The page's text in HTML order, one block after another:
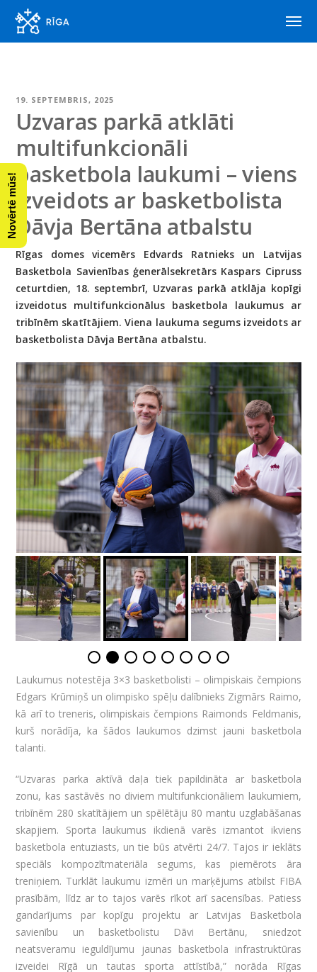
19. SEPTEMBRIS, 2025
Uzvaras parkā atklāti
multifunkcionāli
basketbola laukumi – viens
izveidots ar basketbolista
Dāvja Bertāna atbalstu
Rīgas domes vicemērs Edvards Ratnieks un Latvijas
Basketbola Savienības ģenerālsekretārs Kaspars Cipruss
ceturtdien, 18. septembrī, Uzvaras parkā atklāja kopīgi
izveidotus multifunkcionālus basketbola laukumus ar
tribīnēm skatītājiem. Viena laukuma segums izveidots ar
basketbolista Dāvja Bertāna atbalstu.
Laukumus notestēja 3×3 basketbolisti – olimpiskais čempions
Edgars Krūmiņš un olimpisko spēļu dalībnieks Zigmārs Raimo,
kā arī to treneris, olimpiskais čempions Raimonds Feldmanis,
kurš norādīja, ka šādos laukumos dzimst jauni basketbola
talanti.
“Uzvaras parka aktīvā daļa tiek papildināta ar basketbola
zonu, kas sastāvēs no diviem multifunkcionāliem laukumiem,
tribīnēm 280 skatītājiem un spēlētāju 80 mantu uzglabāšanas
skapjiem. Sporta laukumus ikdienā varēs izmantot ikviens
basketbola entuziasts, un tie būs atvērti 24/7. Tajos ir ieklāts
speciāls kompozītmateriāla segums, kas piemērots āra
treniņiem. Turklāt laukumu izmēri un marķējums atbilst FIBA
prasībām, līdz ar to tajos varēs rīkot arī sacensības. Patiess
gandarījums par kopīgu projektu ar Latvijas Basketbola
savienību un basketbolistu Dāvi Bertānu, sniedzot
neatsveramu ieguldījumu jaunas basketbola infrastruktūras
izveidei Rīgā un tautas sporta attīstībā,” norāda Rīgas
Novērtē mūs!